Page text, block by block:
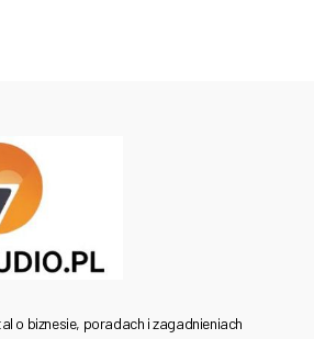
o biznesie, poradach i zagadnieniach